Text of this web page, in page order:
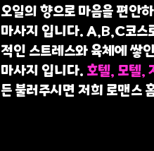
오일의 향으로 마음을 편안
마사지 입니다. A,B,C코스
적인 스트레스와 육체에 쌓
마사지 입니다. 호텔, 모텔,
든 불러주시면 저희 로맨스